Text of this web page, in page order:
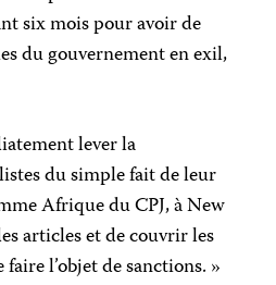
six mois pour avoir de
du gouvernement en exil,
lever la
du simple fait de leur
Afrique du CPJ, à New
articles et de couvrir les
l’objet de sanctions. »